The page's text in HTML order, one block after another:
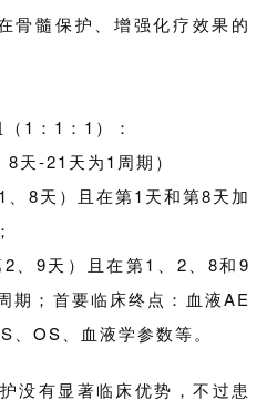
骨髓保护、增强化疗效果的
1：1：1）：
天-21天为1周期）
8天）且在第1天和第8天加
、9天）且在第1、2、8和9
；首要临床终点：血液AE
OS 、血液学参数等。
没有显著临床优势，不过患